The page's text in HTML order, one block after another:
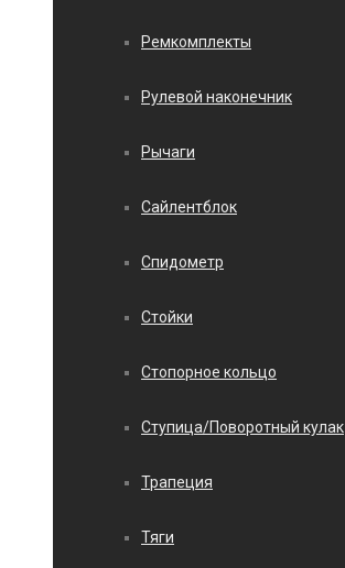
Ремкомплекты
Рулевой наконечник
Рычаги
Сайлентблок
Спидометр
Стойки
Стопорное кольцо
Ступица/Поворотный кулак
Трапеция
Тяги